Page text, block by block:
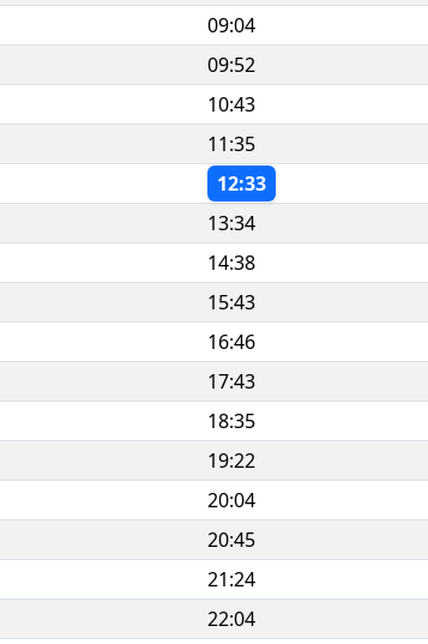
09:04
09:52
10:43
11:35
12:33
13:34
14:38
15:43
16:46
17:43
18:35
19:22
20:04
20:45
21:24
22:04